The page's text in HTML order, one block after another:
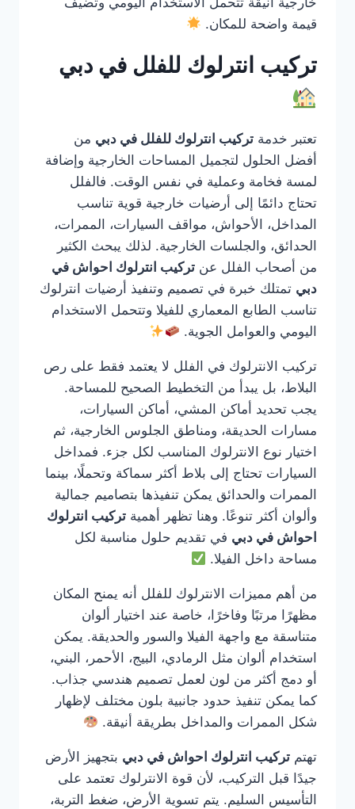
قيمة واضحة للمكان.
تركيب انترلوك للفلل في دبي
تعتبر خدمة تركيب انترلوك للفلل في دبي من
أفضل الحلول لتجميل المساحات الخارجية وإضافة
لمسة فخامة وعملية في نفس الوقت. فالفلل
تحتاج دائمًا إلى أرضيات خارجية قوية تناسب
المداخل، الأحواش، مواقف السيارات، الممرات،
الحدائق، والجلسات الخارجية. لذلك يبحث الكثير
من أصحاب الفلل عن تركيب انترلوك احواش في
دبي تمتلك خبرة في تصميم وتنفيذ أرضيات انترلوك
تناسب الطابع المعماري للفيلا وتتحمل الاستخدام
اليومي والعوامل الجوية.
تركيب الانترلوك في الفلل لا يعتمد فقط على رص
البلاط، بل يبدأ من التخطيط الصحيح للمساحة.
يجب تحديد أماكن المشي، أماكن السيارات،
مسارات الحديقة، ومناطق الجلوس الخارجية، ثم
اختيار نوع الانترلوك المناسب لكل جزء. فمداخل
السيارات تحتاج إلى بلاط أكثر سماكة وتحملًا، بينما
الممرات والحدائق يمكن تنفيذها بتصاميم جمالية
وألوان أكثر تنوعًا. وهنا تظهر أهمية تركيب انترلوك
احواش في دبي في تقديم حلول مناسبة لكل
مساحة داخل الفيلا.
من أهم مميزات الانترلوك للفلل أنه يمنح المكان
مظهرًا مرتبًا وفاخرًا، خاصة عند اختيار ألوان
متناسقة مع واجهة الفيلا والسور والحديقة. يمكن
استخدام ألوان مثل الرمادي، البيج، الأحمر، البني،
أو دمج أكثر من لون لعمل تصميم هندسي جذاب.
كما يمكن تنفيذ حدود جانبية بلون مختلف لإظهار
شكل الممرات والمداخل بطريقة أنيقة.
تهتم تركيب انترلوك احواش في دبي بتجهيز الأرض
جيدًا قبل التركيب، لأن قوة الانترلوك تعتمد على
التأسيس السليم. يتم تسوية الأرض، ضغط التربة،